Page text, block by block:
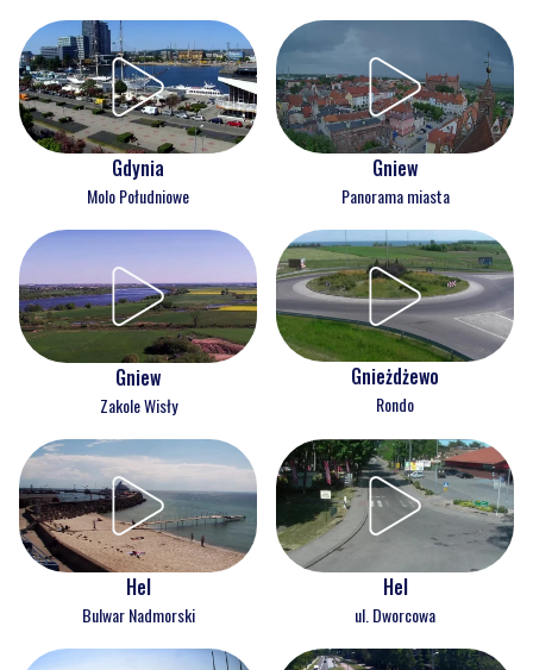
Gdynia
Molo Południowe
Gniew
Panorama miasta
Gniew
Zakole Wisły
Gnieżdżewo
Rondo
Hel
Bulwar Nadmorski
Hel
ul. Dworcowa